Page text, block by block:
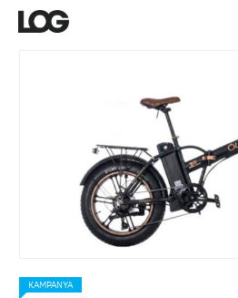
KAMPANYA